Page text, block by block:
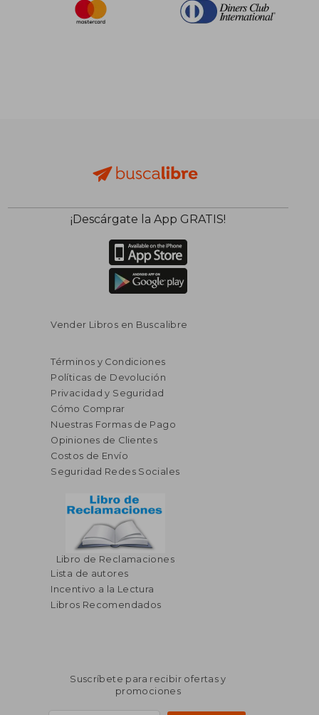
¡Descárgate la App GRATIS!
Vender Libros en Buscalibre
Términos y Condiciones
Políticas de Devolución
Privacidad y Seguridad
Cómo Comprar
Nuestras Formas de Pago
Opiniones de Clientes
Costos de Envío
Seguridad Redes Sociales
Libro de Reclamaciones
Lista de autores
Incentivo a la Lectura
Libros Recomendados
Suscríbete para recibir ofertas y
promociones